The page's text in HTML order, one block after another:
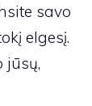
savo
elgesį.
jūsų,